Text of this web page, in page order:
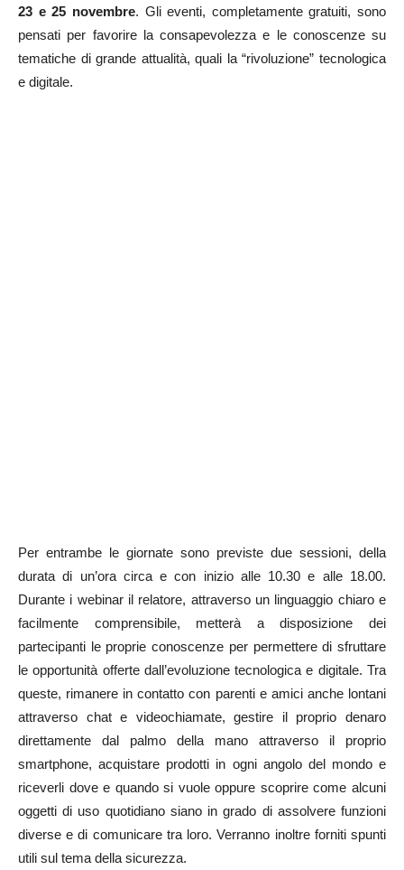
23 e 25 novembre. Gli eventi, completamente gratuiti, sono
pensati per favorire la consapevolezza e le conoscenze su
tematiche di grande attualità, quali la “rivoluzione” tecnologica
e digitale.
Per entrambe le giornate sono previste due sessioni, della
durata di un’ora circa e con inizio alle 10.30 e alle 18.00.
Durante i webinar il relatore, attraverso un linguaggio chiaro e
facilmente comprensibile, metterà a disposizione dei
partecipanti le proprie conoscenze per permettere di sfruttare
le opportunità offerte dall’evoluzione tecnologica e digitale. Tra
queste, rimanere in contatto con parenti e amici anche lontani
attraverso chat e videochiamate, gestire il proprio denaro
direttamente dal palmo della mano attraverso il proprio
smartphone, acquistare prodotti in ogni angolo del mondo e
riceverli dove e quando si vuole oppure scoprire come alcuni
oggetti di uso quotidiano siano in grado di assolvere funzioni
diverse e di comunicare tra loro. Verranno inoltre forniti spunti
utili sul tema della sicurezza.